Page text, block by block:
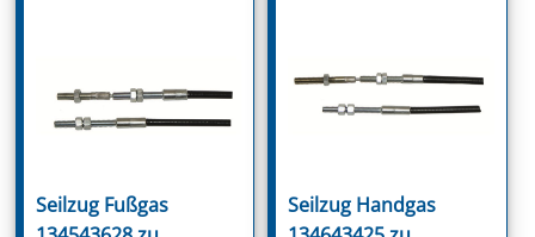
Seilzug Fußgas
Seilzug Handgas